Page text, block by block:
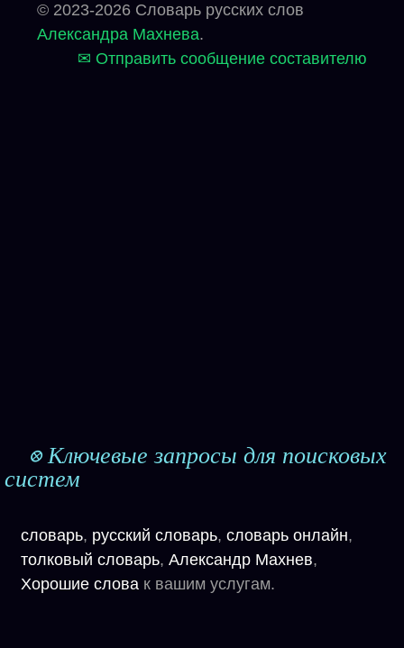
© 2023-2026 Словарь русских слов
Александра Махнева.
✉ Отправить сообщение составителю
⭙ Ключевые запросы для поисковых
систем
словарь, русский словарь, словарь онлайн,
толковый словарь, Александр Махнев,
Хорошие слова к вашим услугам.